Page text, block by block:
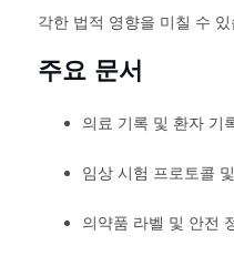
각한 법적 영향을 미칠 수 있
주요 문서
의료 기록 및 환자 기
임상 시험 프로토콜
의약품 라벨 및 안전